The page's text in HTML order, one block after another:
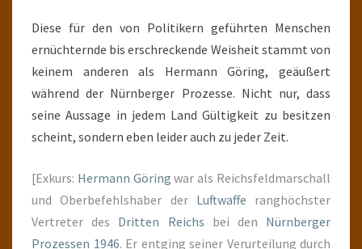
Diese für den von Politikern geführten Menschen
ernüchternde bis erschreckende Weisheit stammt von
keinem anderen als Hermann Göring, geäußert
während der Nürnberger Prozesse. Nicht nur, dass
seine Aussage in jedem Land Gültigkeit zu besitzen
scheint, sondern eben leider auch zu jeder Zeit.
[Exkurs: Hermann Göring war als Reichsfeldmarschall
und Oberbefehlshaber der Luftwaffe ranghöchster
Vertreter des Dritten Reichs bei den Nürnberger
Prozessen 1946. Er entging seiner Verurteilung durch